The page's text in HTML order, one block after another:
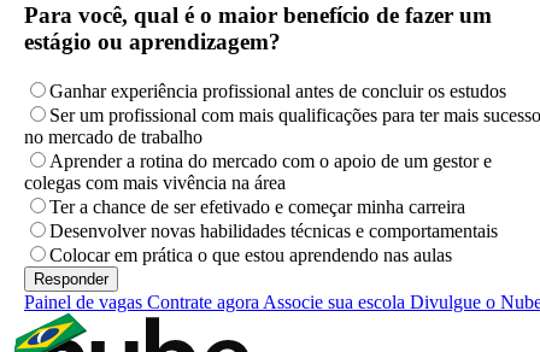
Para você, qual é o maior benefício de fazer um
estágio ou aprendizagem?
Ganhar experiência profissional antes de concluir os estudos
Ser um profissional com mais qualificações para ter mais sucesso
no mercado de trabalho
Aprender a rotina do mercado com o apoio de um gestor e
colegas com mais vivência na área
Ter a chance de ser efetivado e começar minha carreira
Desenvolver novas habilidades técnicas e comportamentais
Colocar em prática o que estou aprendendo nas aulas
Painel de vagas Contrate agora Associe sua escola Divulgue o